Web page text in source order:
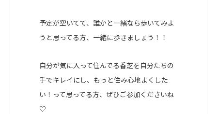
予定が空いてて、誰かと一緒なら歩いてみよ
うと思ってる方、一緒に歩きましょう！！
自分が気に入って住んでる香芝を自分たちの
手でキレイにし、もっと住み心地よくした
い！って思ってる方、ぜひご参加くださいね
♡